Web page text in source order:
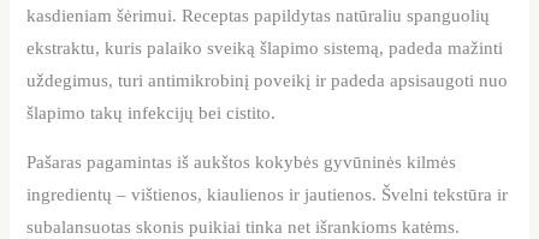
kasdieniam šėrimui. Receptas papildytas natūraliu spanguolių
ekstraktu, kuris palaiko sveiką šlapimo sistemą, padeda mažinti
uždegimus, turi antimikrobinį poveikį ir padeda apsisaugoti nuo
šlapimo takų infekcijų bei cistito.
Pašaras pagamintas iš aukštos kokybės gyvūninės kilmės
ingredientų – vištienos, kiaulienos ir jautienos. Švelni tekstūra ir
subalansuotas skonis puikiai tinka net išrankioms katėms.